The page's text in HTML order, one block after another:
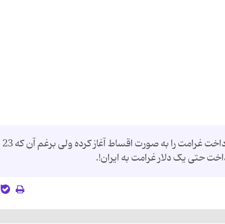
حتی یک دلار غرامت به ایران!.